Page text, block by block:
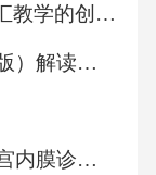
语境理论赋能：大学英语词汇教学的创新与突破
中国艾滋病诊疗指南（2024版）解读课件
2021辅助生殖技术中异常子宫内膜诊疗的中国专家共识(全文)